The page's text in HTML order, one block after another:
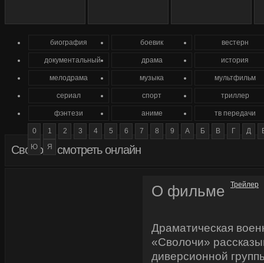
Сволочи смотреть онлайн
О фильме
Драматическая
«Сволочи»
диверсионной
Трейлер
биография боевик вестерн
документальный драма история
мелодрама музыка мультфильм
сериал спорт триллер
фэнтези аниме тв передачи
0 1 2 3 4 5 6 7 8 9 А Б В Г Д
Ю
Я